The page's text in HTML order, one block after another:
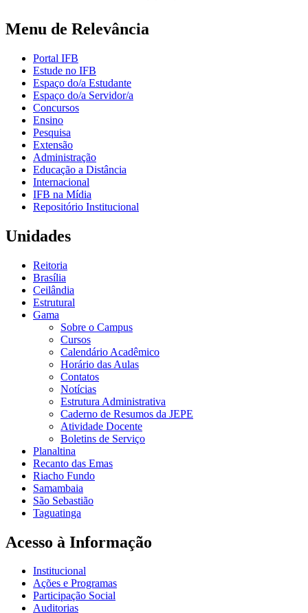
Menu de Relevância
Portal IFB
Estude no IFB
Espaço do/a Estudante
Espaço do/a Servidor/a
Concursos
Ensino
Pesquisa
Extensão
Administração
Educação a Distância
Internacional
IFB na Mídia
Repositório Institucional
Unidades
Reitoria
Brasília
Ceilândia
Estrutural
Gama
Sobre o Campus
Cursos
Calendário Acadêmico
Horário das Aulas
Contatos
Notícias
Estrutura Administrativa
Caderno de Resumos da JEPE
Atividade Docente
Boletins de Serviço
Planaltina
Recanto das Emas
Riacho Fundo
Samambaia
São Sebastião
Taguatinga
Acesso à Informação
Institucional
Ações e Programas
Participação Social
Auditorias